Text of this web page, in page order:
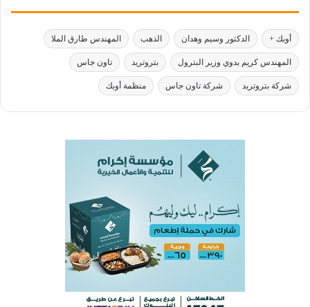
أوبك + الدكتور وسيم وهدان الذهب المهندس طارق الملا
المهندس كريم بدوي وزير البترول بتروتريد تاون جاس
شركة بتروتريد شركة تاون جاس منظمة أوبك